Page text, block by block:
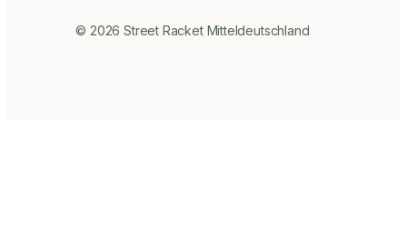
© 2026 Street Racket Mitteldeutschland